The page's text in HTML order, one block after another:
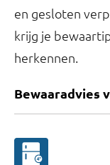
en gesloten
krijg je
herkennen.
Bewaaradvies